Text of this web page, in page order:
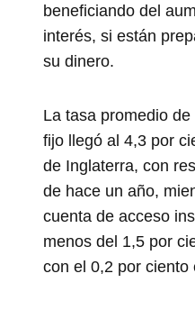
beneficiando del
interés, si están
su dinero.
La tasa promedio
fijo llegó al 4,3 por
de Inglaterra, con
de hace un año,
cuenta de acceso
menos del 1,5 por
con el 0,2 por ciento